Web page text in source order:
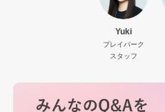
Yuki
プレイパーク
スタッフ